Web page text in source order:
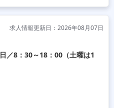
求人情報更新日：2026年08月07日
／8：30～18：00（土曜は1